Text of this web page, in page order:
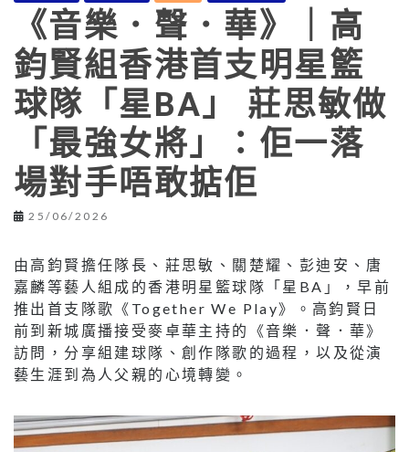
《音樂．聲．華》｜高
鈞賢組香港首支明星籃
球隊「星BA」 莊思敏做
「最強女將」：佢一落
場對手唔敢掂佢
25/06/2026
由高鈞賢擔任隊長、莊思敏、關楚耀、彭迪安、唐
嘉麟等藝人組成的香港明星籃球隊「星BA」，早前
推出首支隊歌《Together We Play》。高鈞賢日
前到新城廣播接受麥卓華主持的《音樂．聲．華》
訪問，分享組建球隊、創作隊歌的過程，以及從演
藝生涯到為人父親的心境轉變。